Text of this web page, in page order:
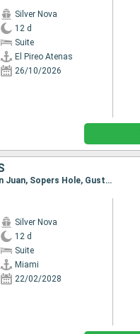
Silver Nova
12 d
Suite
El Pireo Atenas
26/10/2026
Itinerario : Miami, San Juan, Sopers Hole, Gustavia, Saint John's, St Kitts, Miami, San Juan, Sopers Hole, Gustavia, Saint John's, St Kitts, Saint John's, Miami
Silver Nova
12 d
Suite
Miami
22/02/2028